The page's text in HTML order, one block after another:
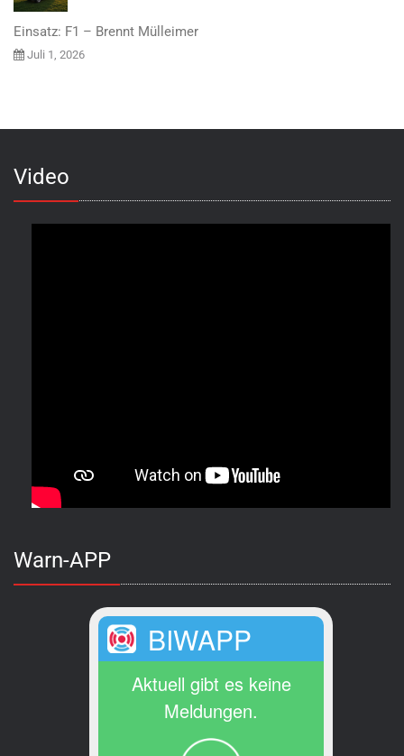
Einsatz: F1 – Brennt Mülleimer
Juli 1, 2026
Video
Warn-APP
BIWAPP
Aktuell gibt es keine
Meldungen.